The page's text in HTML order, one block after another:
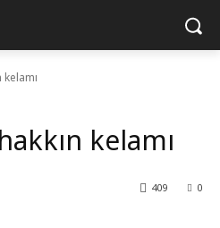
kelamı
0
409